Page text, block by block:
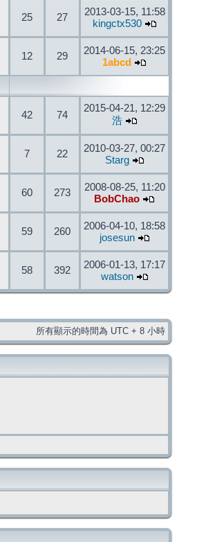
25 27
2013-03-15, 11:58
kingctx530
12 29
2014-06-15, 23:25
1abcd
42 74
2015-04-21, 12:29
浩
7 22
2010-03-27, 00:27
Starg
60 273
2008-08-25, 11:20
BobChao
59 260
2006-04-10, 18:58
josesun
58 392
2006-01-13, 17:17
watson
所有顯示的時間為 UTC + 8 小時